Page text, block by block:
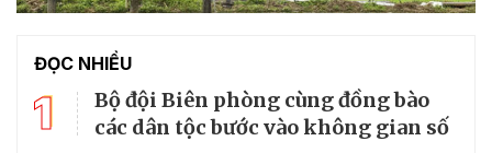
ĐỌC NHIỀU
1
Bộ đội Biên phòng cùng đồng bào
các dân tộc bước vào không gian số